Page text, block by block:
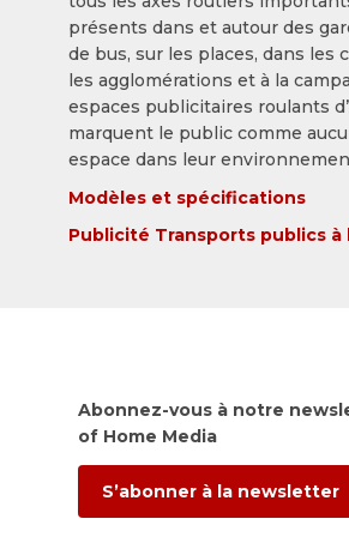
présents dans et autour des
de bus, sur les places, dans les
les agglomérations et à la
espaces publicitaires roulants
marquent le public comme
espace dans leur
Modèles et spécifications
Publicité Transports publics
Abonnez-vous à notre
of Home Media
S’abonner à la newsletter